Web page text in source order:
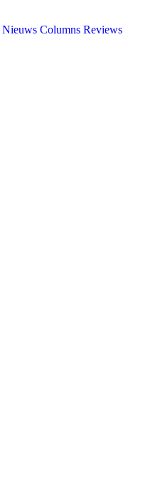
Nieuws Columns Reviews